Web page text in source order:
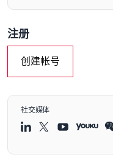
注册
创建帐号
社交媒体